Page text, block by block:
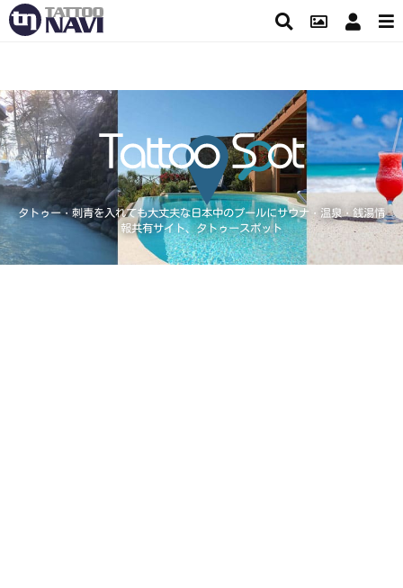
タトゥー・刺青を入れても大丈夫な日本中のプールにサウナ・温泉・銭湯情
報共有サイト、タトゥースポット